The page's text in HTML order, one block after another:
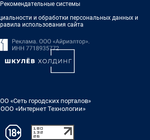
Рекомендательные системы
и обработки персональных данных и
использования сайта
«Сеть городских порталов»
«Интернет Технологии»